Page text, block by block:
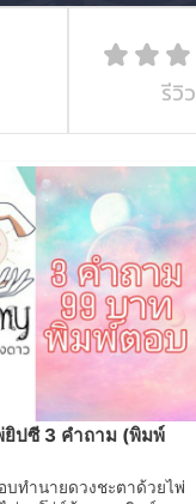
รีวิว
ยิปซี 3 คำถาม (พิมพ์
บทำนายดวงชะตาด้วยไพ่